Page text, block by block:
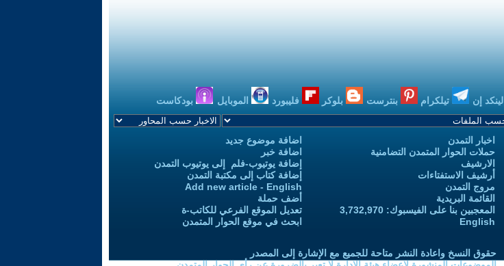
لينكد إن تيلكرام بنترست بلوكر فليبورد الموبايل بودكاست
اخبار التمدن
حملات الحوار المتمدن التضامنية
الارشيف
أرشيف الاستفتاءات
مروج التمدن
القائمة البريدية
المعجبين بنا على الفيسبوك: 3,732,970
English
اضافة موضوع جديد
اضافة خبر
إضافة يوتيوب-فلم إلى يوتيوب التمدن
إضافة كتاب إلى مكتبة التمدن
Add new article - English
أضف حملة
تعديل الموقع الفرعي للكاتب-ة
ابحث في موقع الحوار المتمدن
حقوق النسخ واعادة النشر متاحة للجميع مع الإشارة إلى المصدر